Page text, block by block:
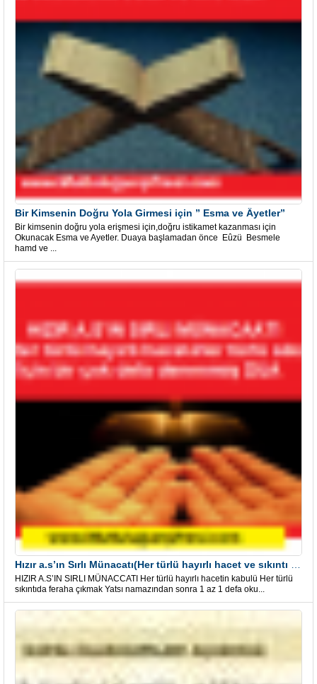
Bir Kimsenin Doğru Yola Girmesi için ” Esma ve Âyetler”
Bir kimsenin doğru yola erişmesi için,doğru istikamet kazanması için
Okunacak Esma ve Ayetler. Duaya başlamadan önce Eûzü Besmele
hamd ve ...
HIZIR A.S’IN SIRLI MÜNACCATI Her türlü hayırlı hacetin kabulü Her türlü
sıkıntıda feraha çıkmak Yatsı namazından sonra 1 az 1 defa oku...